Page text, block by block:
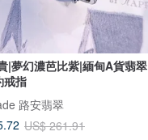
|夢幻濃芭比紫|緬甸A貨翡翠
戒指
路安翡翠
US$ 261.91